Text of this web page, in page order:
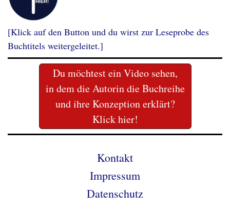
[Klick auf den Button und du wirst zur Leseprobe des
Buchtitels weitergeleitet.]
Du möchtest ein Video sehen,
in dem die Autorin die Buchreihe
und ihre Konzeption erklärt?
Klick hier!
Kontakt
Impressum
Datenschutz